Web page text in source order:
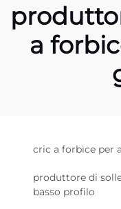
a
cric a forbice per
produttore di
basso profilo